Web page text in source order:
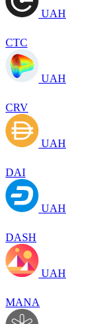
UAH
CTC
UAH
CRV
UAH
DAI
UAH
DASH
UAH
MANA